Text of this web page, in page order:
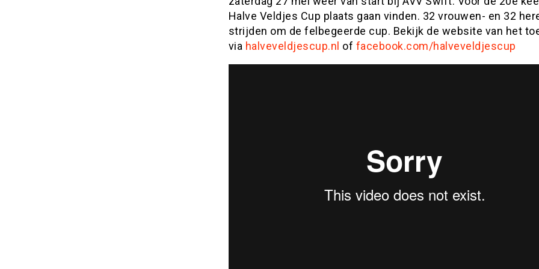
Halve Veldjes Cup plaats gaan vinden. 32 vrouwen- en 32
strijden om de felbegeerde cup. Bekijk de website van het
via halveveldjescup.nl of facebook.com/halveveldjescup